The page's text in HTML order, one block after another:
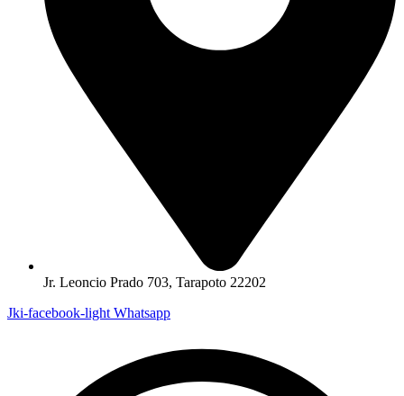
Jr. Leoncio Prado 703, Tarapoto 22202
Jki-facebook-light Whatsapp